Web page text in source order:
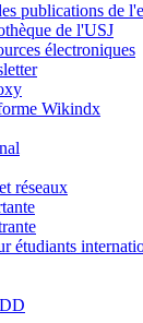
publications de
de l'USJ
électroniques
Wikindx
réseaux
étudiants